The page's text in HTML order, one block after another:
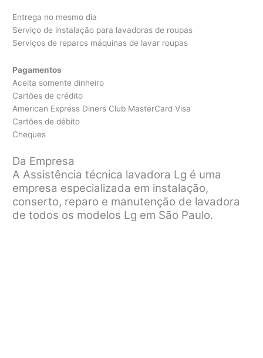
Entrega no mesmo dia
Serviço de instalação para lavadoras de roupas
Serviços de reparos máquinas de lavar roupas
Pagamentos
Aceita somente dinheiro
Cartões de crédito
American Express Diners Club MasterCard Visa
Cartões de débito
Cheques
Da Empresa
A Assistência técnica lavadora Lg é uma
empresa especializada em instalação,
conserto, reparo e manutenção de lavadora
de todos os modelos Lg em São Paulo.